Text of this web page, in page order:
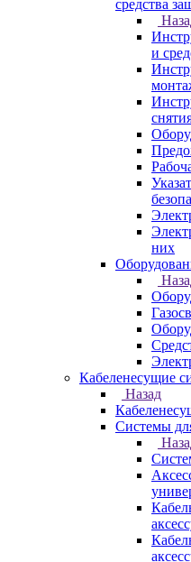
средства
и
них
Кабеленесущие
Назад
Системы